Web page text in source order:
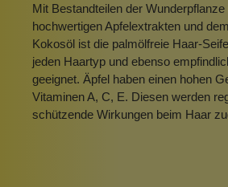
Mit Bestandteilen der
hochwertigen Apfelextrakten und
Kokosöl ist die palmölfreie Haar-
jeden Haartyp und ebenso
geeignet. Äpfel haben einen hohen
Vitaminen A, C, E. Diesen werden
schützende Wirkungen beim Haar